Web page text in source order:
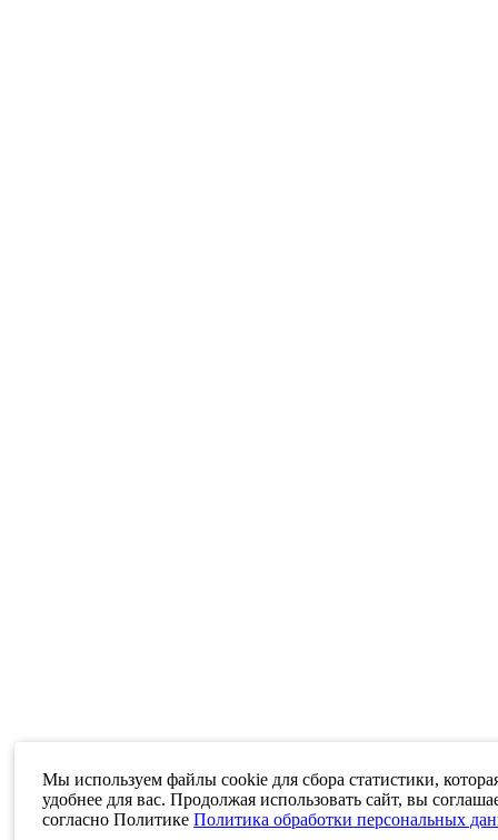
Мы используем файлы cookie для сбора статистики,
удобнее для вас. Продолжая использовать сайт, вы
согласно ПолитикеПолитика обработки персональных